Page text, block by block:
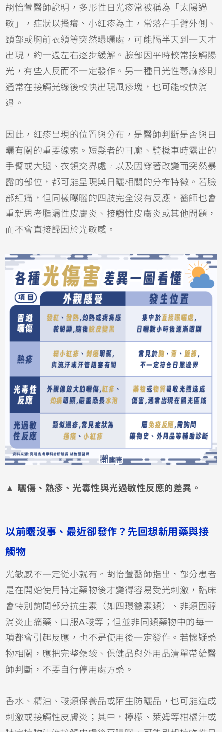
胡怡萱醫師說明，多形性日光疹常被稱為「太陽過
敏」，症狀以搔癢、小紅疹為主，常落在手臂外側、
頸部或胸前衣領等突然曝曬處，可能隔半天到一天才
出現，約一週左右逐步緩解。臉部因平時較常接觸陽
光，有些人反而不一定發作。另一種日光性蕁麻疹則
通常在接觸光線後較快出現風疹塊，也可能較快消
退。
因此，紅疹出現的位置與分布，是醫師判斷是否與日
曬有關的重要線索。短髮者的耳廓、騎機車時露出的
手臂或大腿、衣領交界處，以及因穿著改變而突然暴
露的部位，都可能呈現與日曬相關的分布特徵。若臉
部紅痛，但同樣曝曬的四肢完全沒有反應，醫師也會
重新思考脂漏性皮膚炎、 接觸性皮膚炎 或其他問題，
而不會直接歸因於光敏感。
▲ 曬傷、熱疹、光毒性與光過敏性反應的差異。
以前曬沒事、最近卻發作？先回想新用藥與接
觸物
光敏感不一定從小就有。胡怡萱醫師指出，部分患者
是在開始使用特定藥物後才變得容易受光刺激，臨床
會特別詢問部分抗生素（如四環黴素類）、非類固醇
消炎止痛藥、口服A酸等；但並非同類藥物中的每一
項都會引起反應，也不是使用後一定發作。若懷疑藥
物相關，應把完整藥袋、保健品與外用品清單帶給醫
師判斷，不要自行停用處方藥。
香水、精油、酸類保養品或陌生 防曬品，也可能造成
刺激或接觸性皮膚炎；其中，檸檬、萊姆等柑橘汁或